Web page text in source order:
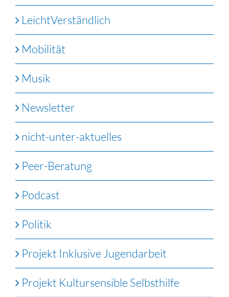
LeichtVerständlich
Mobilität
Musik
Newsletter
nicht-unter-aktuelles
Peer-Beratung
Podcast
Politik
Projekt Inklusive Jugendarbeit
Projekt Kultursensible Selbsthilfe